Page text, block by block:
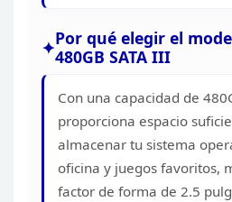
Por qué elegir el
480GB SATA III
Con una capacidad de
proporciona espacio
almacenar tu sistema
oficina y juegos favoritos,
factor de forma de 2.5